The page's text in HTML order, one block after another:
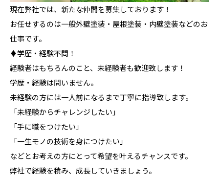
現在弊社では、新たな仲間を募集しております！
お任せするのは一般外壁塗装・屋根塗装・内壁塗装などのお
仕事です。
♦学歴・経験不問！
経験者はもちろんのこと、未経験者も歓迎致します！
学歴・経験は問いません。
未経験の方には一人前になるまで丁寧に指導致します。
「未経験からチャレンジしたい」
「手に職をつけたい」
「一生モノの技術を身につけたい」
などとお考えの方にとって希望を叶えるチャンスです。
弊社で経験を積み、成長していきましょう。